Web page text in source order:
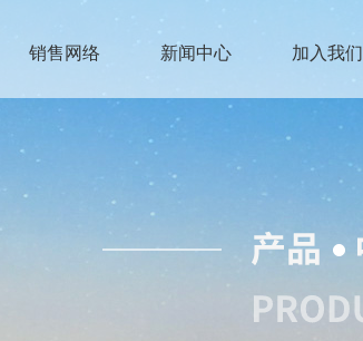
销售网络 新闻中心 加入我们